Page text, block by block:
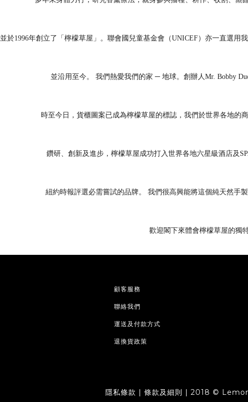
並於1996年創 立了 「檸檬草屋 」 。 聯會國兒童基金會 （UNICEF）亦一直選用
並沿用 至今。 我們熱愛我們 的家 ─ 地球。 創辦人Mr. Bobby
時至今日， 貨櫃圖案已成為檸檬草屋的標誌 ，我們於世界各地的
鑽研、創 新及進步， 檸檬草屋成功打入世界各地六星級酒店及
紐約時報評選必需嘗試的品牌。 我們很高興能將這個純天然手製
歡迎閣下來體會檸檬草屋的獨
顧客服務
聯絡我們
運送及付款方式
退換貨政策
隱私條款 | 條款及細則 | 2018 ©